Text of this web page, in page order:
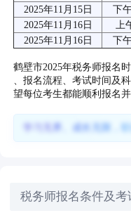
2025年11月15日
下
2025年11月16日
2025年11月16日
下
鹤壁市2025年税务师报名
、报名流程、考试时间及
望每位考生都能顺利报名
学习无界、成长无限，
税务师报名条件及考